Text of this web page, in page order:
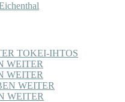
TOKEI-IHTOS
WEITER
WEITER
WEITER
WEITER